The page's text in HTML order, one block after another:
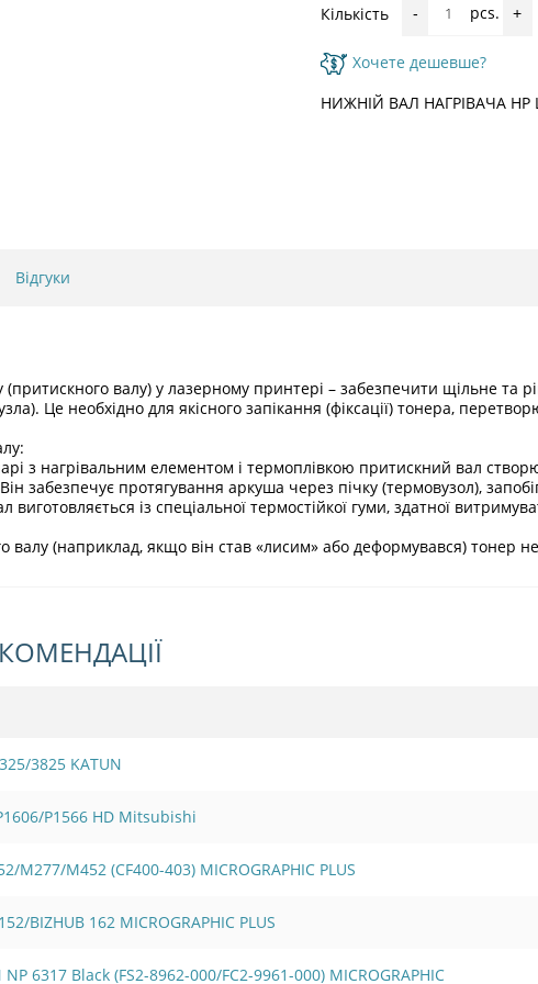
Кількість - pcs. +
Хочете дешевше?
НИЖНІЙ ВАЛ НАГРІВАЧА HP
Відгуки
(притискного валу) у лазерному принтері – забезпечити щільне
Це необхідно для якісного запікання (фіксації) тонера,
з нагрівальним елементом і термоплівкою притискний вал
забезпечує протягування аркуша через пічку (термовузол),
виготовляється із спеціальної термостійкої гуми, здатної
валу (наприклад, якщо він став «лисим» або деформувався) тонер
3825 KATUN
Р1566 HD Mitsubishi
M277/M452 (CF400-403) MICROGRAPHIC PLUS
BIZHUB 162 MICROGRAPHIC PLUS
6317 Black (FS2-8962-000/FC2-9961-000) MICROGRAPHIC